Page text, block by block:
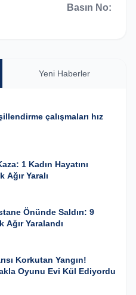
Basın No:
Yeni Haberler
çalışmaları hız
1 Kadın Hayatını
Ağır Yaralı
Önünde Saldırı: 9
Ağır Yaralandı
Korkutan Yangın!
Oyunu Evi Kül Ediyordu